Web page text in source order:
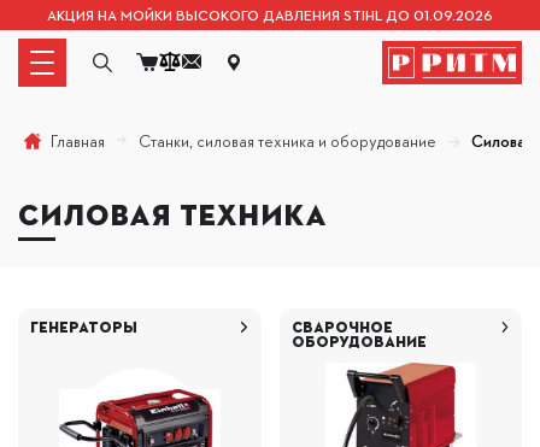
АКЦИЯ НА МОЙКИ ВЫСОКОГО ДАВЛЕНИЯ STIHL ДО 01.09.2026
Главная Станки, силовая техника и оборудование Силовая
СИЛОВАЯ ТЕХНИКА
ГЕНЕРАТОРЫ СВАРОЧНОЕ
ОБОРУДОВАНИЕ